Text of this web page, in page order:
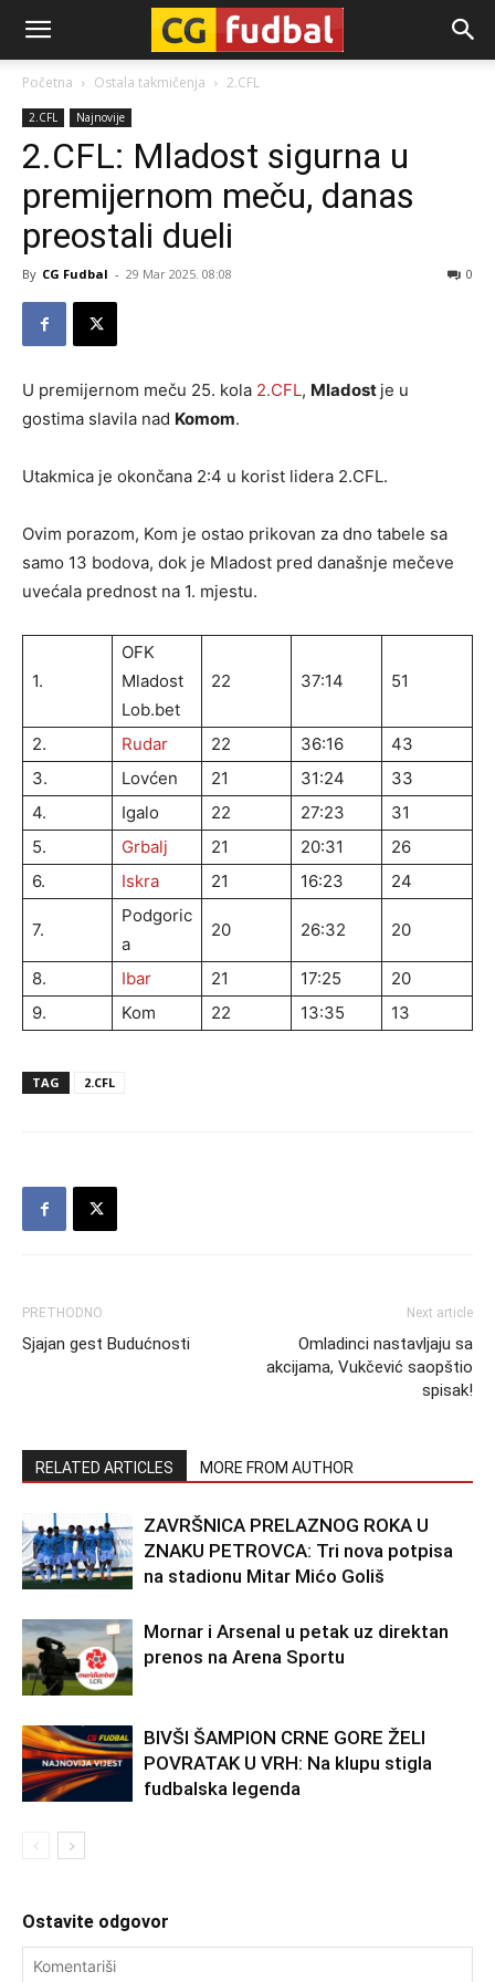
CG-
Fudbal
Početna Ostala takmičenja 2.CFL
2.CFL Najnovije
2.CFL: Mladost sigurna u
premijernom meču, danas
preostali dueli
By CG Fudbal - 29 Mar 2025. 08:08 0
U premijernom meču 25. kola 2.CFL, Mladost je u
gostima slavila nad Komom.
Utakmica je okončana 2:4 u korist lidera 2.CFL.
Ovim porazom, Kom je ostao prikovan za dno tabele sa
samo 13 bodova, dok je Mladost pred današnje mečeve
uvećala prednost na 1. mjestu.
1.
OFK
Mladost
Lob.bet
22 37:14 51
2. Rudar 22 36:16
43
3.
Lovćen 21 31:24
33
4.
Igalo 22 27:23
31
5.
Grbalj 21 20:31
26
6.
Iskra 21 16:23 24
7.
Podgoric
a
20 26:32 20
8. Ibar 21 17:25
20
9.
Kom 22 13:35 13
TAG 2.CFL
PRETHODNO
Sjajan gest Budućnosti
Next article
Omladinci nastavljaju sa
akcijama, Vukčević saopštio
spisak!
RELATED ARTICLES MORE FROM AUTHOR
ZAVRŠNICA PRELAZNOG ROKA U
ZNAKU PETROVCA: Tri nova potpisa
na stadionu Mitar Mićo Goliš
Mornar i Arsenal u petak uz direktan
prenos na Arena Sportu
BIVŠI ŠAMPION CRNE GORE ŽELI
POVRATAK U VRH: Na klupu stigla
fudbalska legenda
Ostavite odgovor